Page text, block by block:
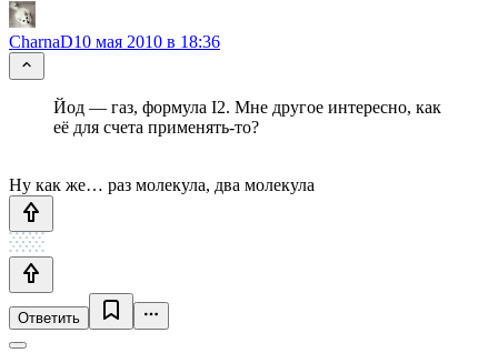
CharnaD10 мая 2010 в 18:36
Йод — газ, формула I2. Мне другое интересно, как
её для счета применять-то?
Ну как же… раз молекула, два молекула
Ответить